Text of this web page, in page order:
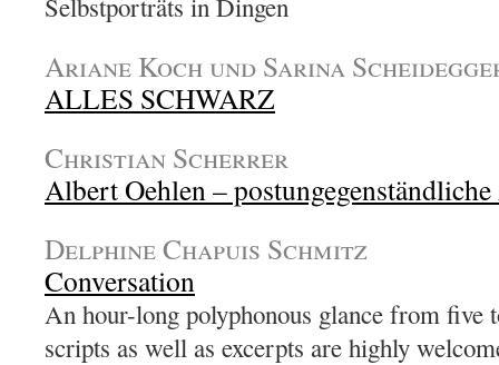
Selbstporträts in Dingen
Ariane Koch und Sarina
ALLES SCHWARZ
Christian Scherrer
Albert Oehlen –
Delphine Chapuis Schmitz
Conversation
An hour-long polyphonous glance from five
scripts as well as excerpts are highly